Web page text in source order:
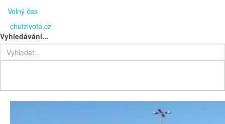
Volný čas
chutzivota.cz
Vyhledávání...